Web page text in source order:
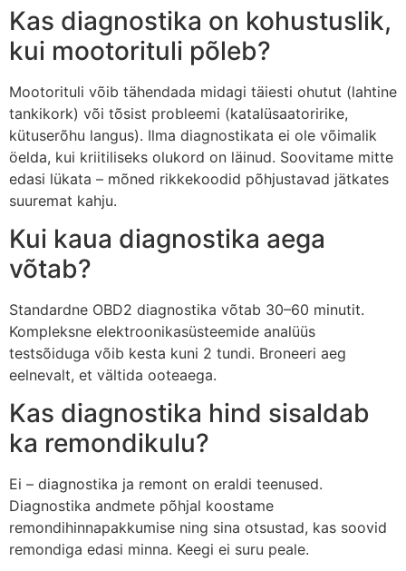
Kas diagnostika on kohustuslik,
kui mootorituli põleb?
Mootorituli võib tähendada midagi täiesti ohutut (lahtine
tankikork) või tõsist probleemi (katalüsaatoririke,
kütuserõhu langus). Ilma diagnostikata ei ole võimalik
öelda, kui kriitiliseks olukord on läinud. Soovitame mitte
edasi lükata – mõned rikkekoodid põhjustavad jätkates
suuremat kahju.
Kui kaua diagnostika aega
võtab?
Standardne OBD2 diagnostika võtab 30–60 minutit.
Kompleksne elektroonikasüsteemide analüüs
testsõiduga võib kesta kuni 2 tundi. Broneeri aeg
eelnevalt, et vältida ooteaega.
Kas diagnostika hind sisaldab
ka remondikulu?
Ei – diagnostika ja remont on eraldi teenused.
Diagnostika andmete põhjal koostame
remondihinnapakkumise ning sina otsustad, kas soovid
remondiga edasi minna. Keegi ei suru peale.